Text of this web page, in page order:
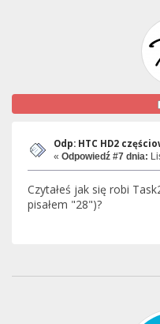
Odp: HTC HD2
« Odpowiedź #7 dnia:
Czytałeś jak się robi
pisałem "28")?